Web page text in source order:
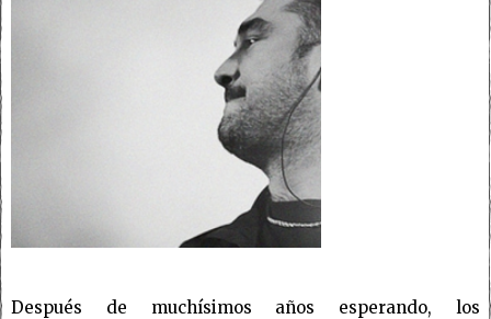
Después de muchísimos años esperando, los